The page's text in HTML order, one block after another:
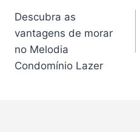
de
Post
Descubra as
vantagens de morar
no Melodia
Condomínio Lazer